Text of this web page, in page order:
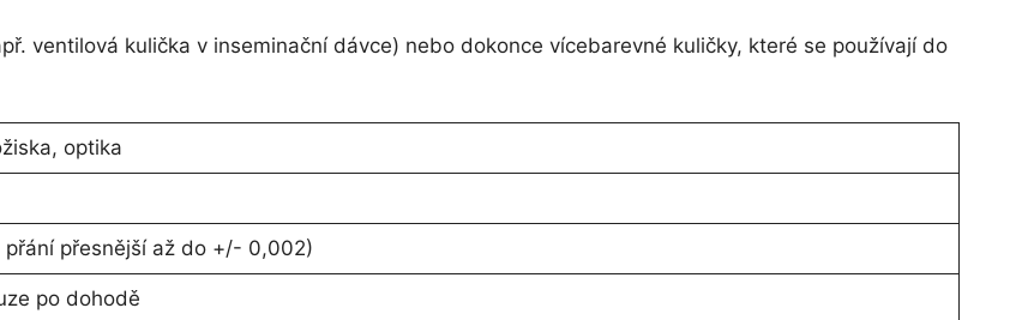
ventilová kulička v inseminační dávce) nebo dokonce vícebarevné kuličky, které se používají do
optika
přesnější až do +/- 0,002)
po dohodě